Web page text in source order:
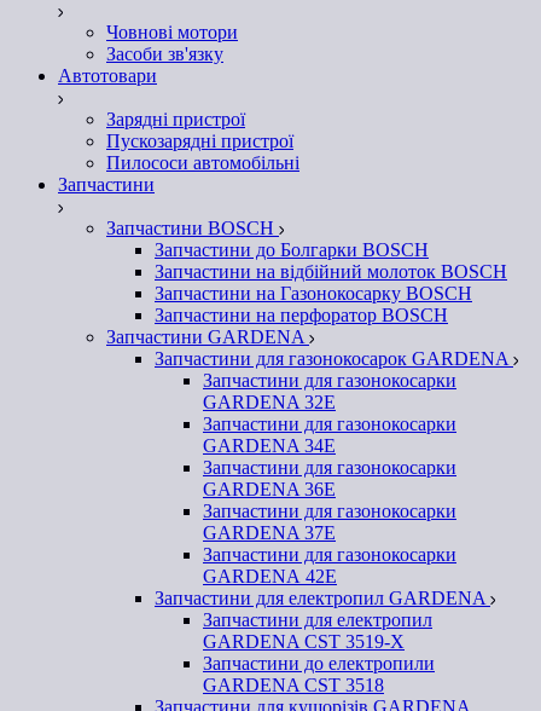
Човнові мотори
Засоби зв'язку
Автотовари
Зарядні пристрої
Пускозарядні пристрої
Пилососи автомобільні
Запчастини
Запчастини BOSCH
Запчастини до Болгарки BOSCH
Запчастини на відбійний молоток BOSCH
Запчастини на Газонокосарку BOSCH
Запчастини на перфоратор BOSCH
Запчастини GARDENA
Запчастини для газонокосарок GARDENA
Запчастини для газонокосарки
GARDENA 32Е
Запчастини для газонокосарки
GARDENA 34Е
Запчастини для газонокосарки
GARDENA 36Е
Запчастини для газонокосарки
GARDENA 37Е
Запчастини для газонокосарки
GARDENА 42Е
Запчастини для електропил GARDENA
Запчастини для електропил
GARDENA CST 3519-X
Запчастини до електропили
GARDENA CST 3518
Запчастини для кущорізів GARDENA